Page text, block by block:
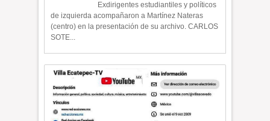
Exdirigentes estudiantiles y políticos
de izquierda acompañaron a Martínez Nateras
(centro) en la presentación de su archivo. CARLOS
SOTE...